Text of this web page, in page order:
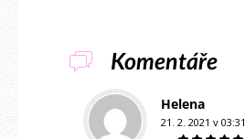
Komentáře
Helena
21. 2. 2021 v 03:31